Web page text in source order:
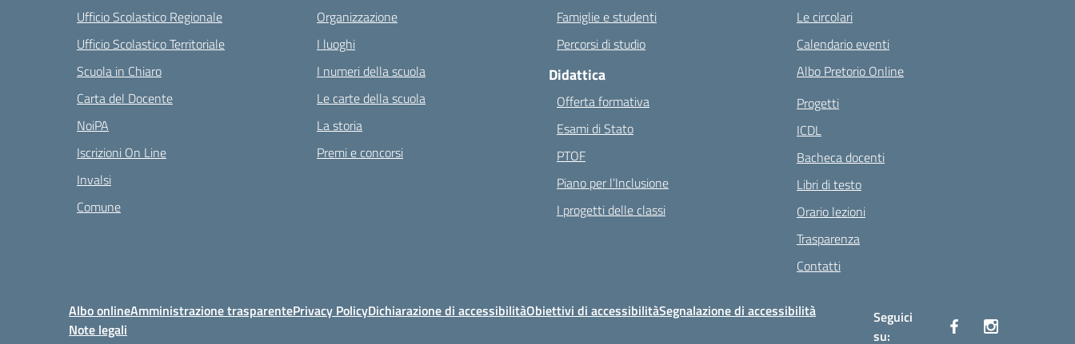
Ufficio Scolastico Regionale
Ufficio Scolastico Territoriale
Scuola in Chiaro
Carta del Docente
NoiPA
Iscrizioni On Line
Invalsi
Comune
Organizzazione
I luoghi
I numeri della scuola
Le carte della scuola
La storia
Premi e concorsi
Famiglie e studenti
Percorsi di studio
Didattica
Offerta formativa
Esami di Stato
PTOF
Piano per l’Inclusione
I progetti delle classi
Le circolari
Calendario eventi
Albo Pretorio Online
Progetti
ICDL
Bacheca docenti
Libri di testo
Orario lezioni
Trasparenza
Contatti
Albo onlineAmministrazione trasparentePrivacy PolicyDichiarazione di accessibilitàObiettivi di accessibilitàSegnalazione di accessibilità
Note legali
Seguici
su: